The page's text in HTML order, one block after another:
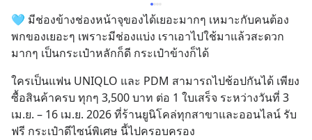
🩵 มีช่องข้างช่องหน้าจุของได้เยอะมากๆ เหมาะกับคนต้อง
พกของเยอะๆ เพราะมีช่องแบ่ง เราเอาไปใช้มาแล้วสะดวก
มากๆ เป็นกระเป๋าหลักก็ดี กระเป๋าข้างก็ได้​
ใครเป็นแฟน UNIQLO และ PDM สามารถไปช้อปกันได้ เพียง
ซื้อสินค้าครบ ทุกๆ 3,500 บาท ต่อ 1 ใบเสร็จ ระหว่างวันที่ 3
เม.ย. – 16 เม.ย. 2026 ที่ร้านยูนิโคล่ทุกสาขาและออนไลน์​ รับ
ฟรี กระเป๋าดีไซน์พิเศษ นี้ไปครอบครอง ​